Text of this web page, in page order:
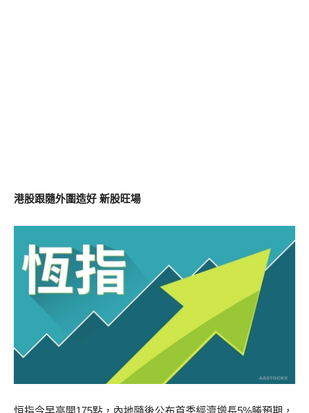
港股跟隨外圍造好 新股旺場